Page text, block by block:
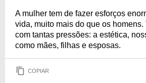
A mulher tem de fazer esforços
vida, muito mais do que os homens.
com tantas pressões: a estética,
como mães, filhas e esposas.
COPIAR